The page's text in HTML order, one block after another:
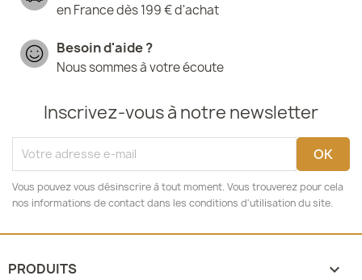
en France dès 199 € d'achat
Besoin d'aide ?
Nous sommes à votre écoute
Inscrivez-vous à notre newsletter
Vous pouvez vous désinscrire à tout moment. Vous trouverez pour cela
nos informations de contact dans les conditions d'utilisation du site.
PRODUITS 